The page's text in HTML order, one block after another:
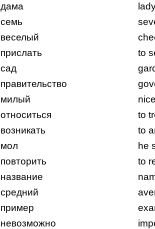
дама
семь
веселый
прислать
to
сад
правительство
милый
относиться
to
возникать
to
мол
he
повторить
to
название
средний
пример
невозможно